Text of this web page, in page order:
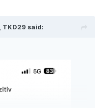
TKD29 said: